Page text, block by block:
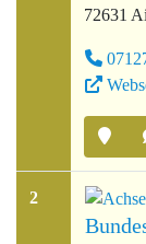
72631
2